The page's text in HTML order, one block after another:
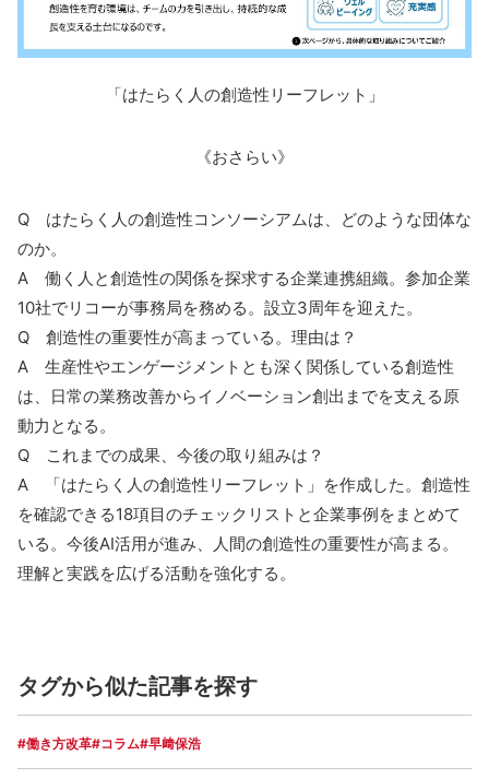
「はたらく人の創造性リーフレット」
《おさらい》
Q はたらく人の創造性コンソーシアムは、どのような団体な
のか。
A 働く人と創造性の関係を探求する企業連携組織。参加企業
10社でリコーが事務局を務める。設立3周年を迎えた。
Q 創造性の重要性が高まっている。理由は？
A 生産性やエンゲージメントとも深く関係している創造性
は、日常の業務改善からイノベーション創出までを支える原
動力となる。
Q これまでの成果、今後の取り組みは？
A 「はたらく人の創造性リーフレット」を作成した。創造性
を確認できる18項目のチェックリストと企業事例をまとめて
いる。今後AI活用が進み、人間の創造性の重要性が高まる。
理解と実践を広げる活動を強化する。
タグから似た記事を探す
#働き方改革#コラム#早﨑保浩